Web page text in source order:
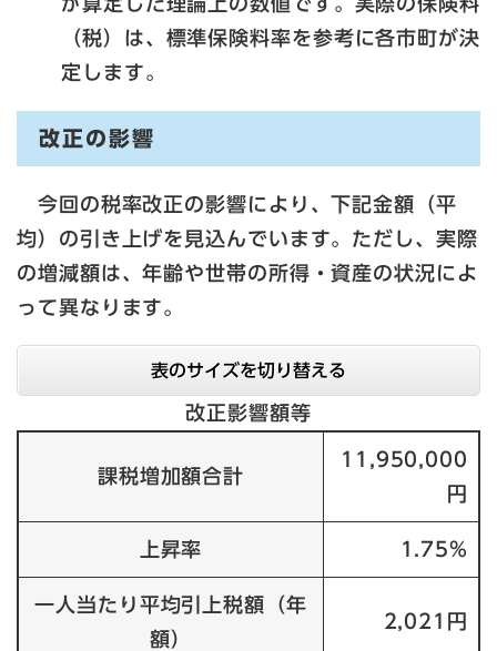
（税）は、標準保険料率を参考に各市町が決
定します。
改正の影響
今回の税率改正の影響により、下記金額（平
均）の引き上げを見込んでいます。ただし、実際
の増減額は、年齢や世帯の所得・資産の状況によ
って異なります。
表のサイズを切り替える
改正影響額等
課税増加額合計
11,950,000
円
上昇率 1.75%
一人当たり平均引上税額（年
額）
2,021円